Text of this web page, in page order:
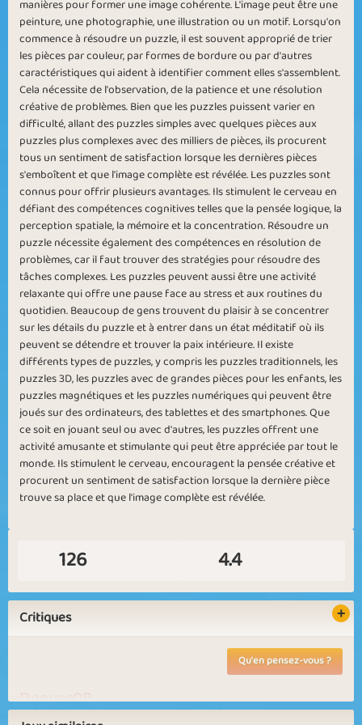
Jigsaw Star Spring Puzzle
Winter Puzzle
Puzzle with
Friends
Small Pieces Bonus Puzzle
Medium Puzzle Ice Puzzle
New Pictures
manières pour former une image cohérente. L'image peut être une
peinture, une photographie, une illustration ou un motif. Lorsqu'on
commence à résoudre un puzzle, il est souvent approprié de trier
les pièces par couleur, par formes de bordure ou par d'autres
caractéristiques qui aident à identifier comment elles s'assemblent.
Cela nécessite de l'observation, de la patience et une résolution
créative de problèmes. Bien que les puzzles puissent varier en
difficulté, allant des puzzles simples avec quelques pièces aux
puzzles plus complexes avec des milliers de pièces, ils procurent
tous un sentiment de satisfaction lorsque les dernières pièces
s'emboîtent et que l'image complète est révélée. Les puzzles sont
connus pour offrir plusieurs avantages. Ils stimulent le cerveau en
défiant des compétences cognitives telles que la pensée logique, la
perception spatiale, la mémoire et la concentration. Résoudre un
puzzle nécessite également des compétences en résolution de
problèmes, car il faut trouver des stratégies pour résoudre des
tâches complexes. Les puzzles peuvent aussi être une activité
relaxante qui offre une pause face au stress et aux routines du
quotidien. Beaucoup de gens trouvent du plaisir à se concentrer
sur les détails du puzzle et à entrer dans un état méditatif où ils
peuvent se détendre et trouver la paix intérieure. Il existe
différents types de puzzles, y compris les puzzles traditionnels, les
puzzles 3D, les puzzles avec de grandes pièces pour les enfants, les
puzzles magnétiques et les puzzles numériques qui peuvent être
joués sur des ordinateurs, des tablettes et des smartphones. Que
ce soit en jouant seul ou avec d'autres, les puzzles offrent une
activité amusante et stimulante qui peut être appréciée par tout le
monde. Ils stimulent le cerveau, encouragent la pensée créative et
procurent un sentiment de satisfaction lorsque la dernière pièce
trouve sa place et que l'image complète est révélée.
126 4.4
Critiques
Qu'en pensez-vous ?
Denver08
contente